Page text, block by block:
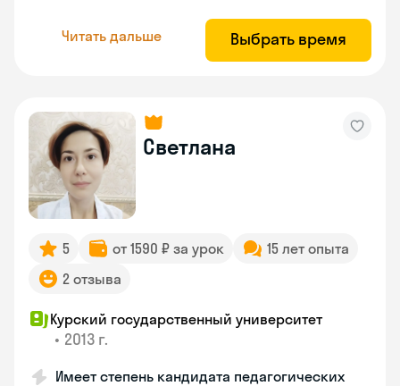
Читать дальше Выбрать время
Светлана
5 от 1590 ₽ за урок
15 лет опыта
2 отзыва
Курский государственный университет
• 2013 г.
Имеет степень кандидата педагогических